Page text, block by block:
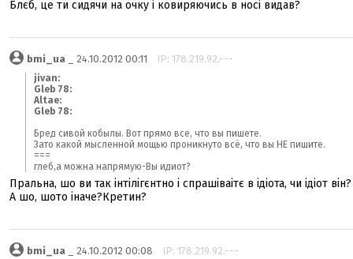
Блєб, це ти сидячи на очку і ковиряючись в носі видав?
bmi_ua _ 24.10.2012 00:11 IP: 178.219.92.---
jivan:
Gleb 78:
Altae:
Gleb 78:
Бред сивой кобылы. Вот прямо все, что вы пишете.
Зато какой мысленной мощью проникнуто всё, что вы НЕ пишите.
===
глеб,а можна напрямую-Вы идиот?
Пральна, шо ви так інтілігєнтно і спрашіваітє в ідіота, чи ідіот він?
А шо, шото іначе?Кретин?
bmi_ua _ 24.10.2012 00:08 IP: 178.219.92.---